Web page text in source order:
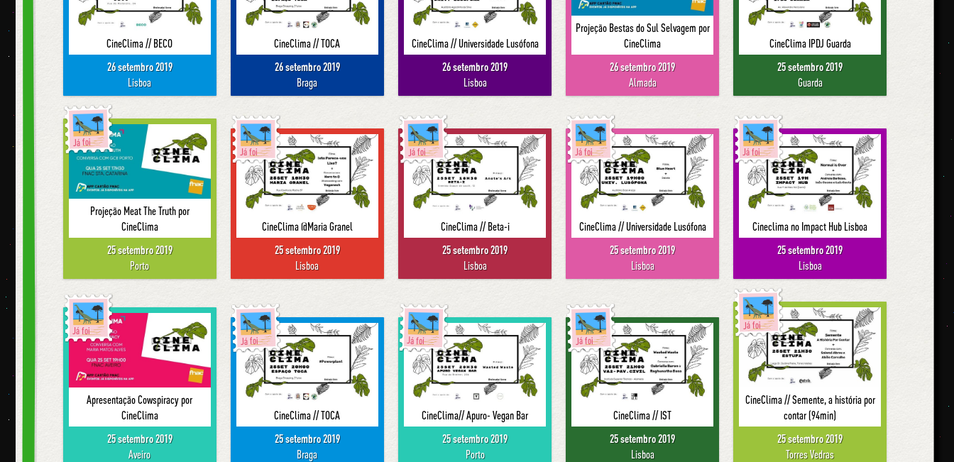
CineClima // BECO
26 setembro 2019
Lisboa
CineClima // TOCA
26 setembro 2019
Braga
CineClima // Universidade Lusófona
26 setembro 2019
Lisboa
Projeção Bestas do Sul Selvagem por
CineClima
26 setembro 2019
Almada
CineClima IPDJ Guarda
25 setembro 2019
Guarda
Já foi
Projeção Meat The Truth por
CineClima
25 setembro 2019
Porto
Já foi
CineClima @Maria Granel
25 setembro 2019
Lisboa
Já foi
CineClima // Beta-i
25 setembro 2019
Lisboa
Já foi
CineClima // Universidade Lusófona
25 setembro 2019
Lisboa
Já foi
Cineclima no Impact Hub Lisboa
25 setembro 2019
Lisboa
Já foi
Apresentação Cowspiracy por
CineClima
25 setembro 2019
Aveiro
Já foi
CineClima // TOCA
25 setembro 2019
Braga
Já foi
CineClima// Apuro- Vegan Bar
25 setembro 2019
Porto
Já foi
CineClima // IST
25 setembro 2019
Lisboa
Já foi
CineClima // Semente, a história por
contar (94min)
25 setembro 2019
Torres Vedras